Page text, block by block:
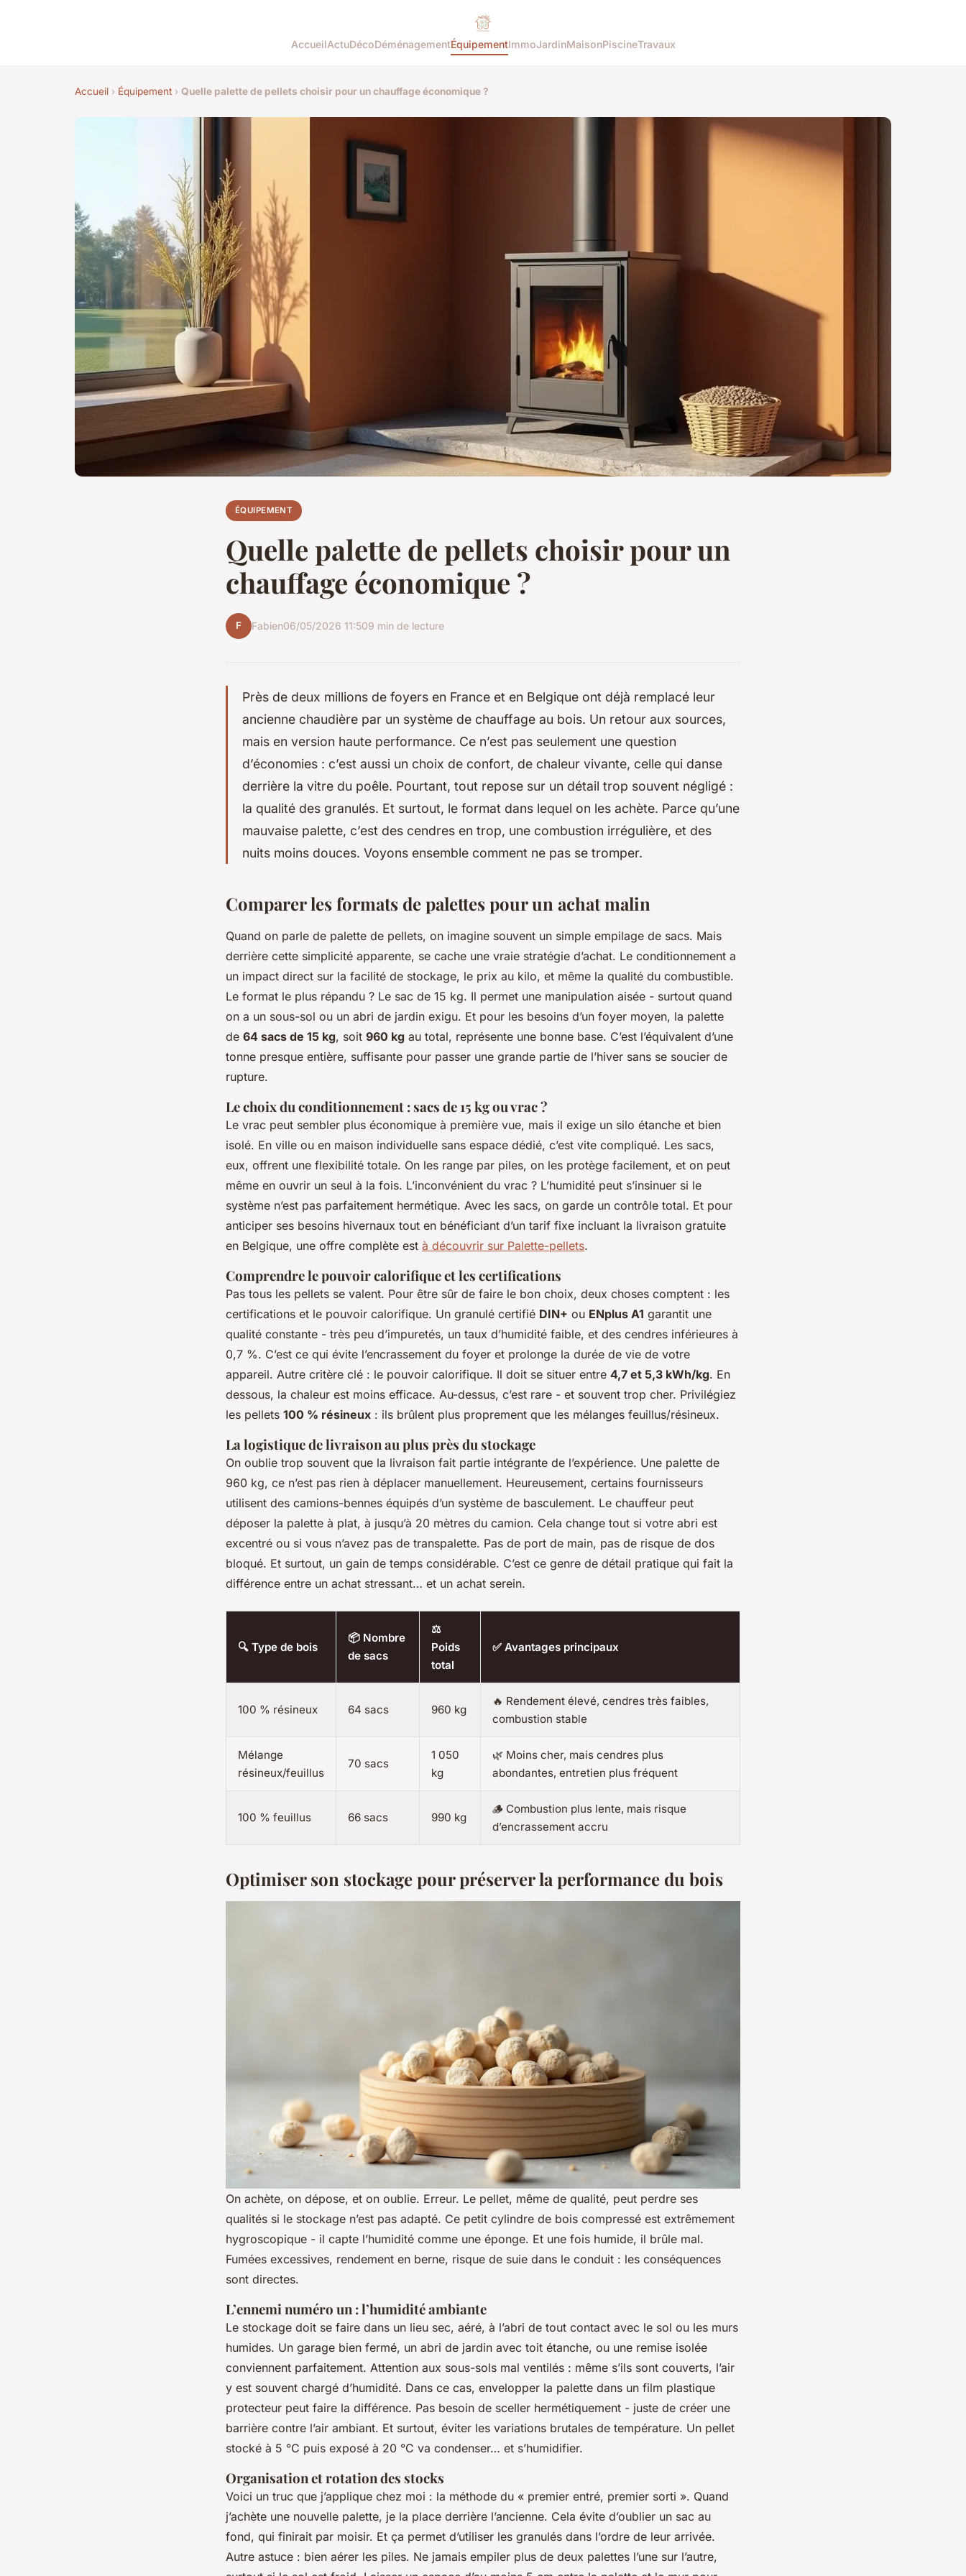
AccueilActuDécoDéménagementÉquipementImmoJardinMaisonPiscineTravaux
Accueil › Équipement › Quelle palette de pellets choisir pour un chauffage économique ?
ÉQUIPEMENT
Quelle palette de pellets choisir pour un
chauffage économique ?
F Fabien06/05/2026 11:509 min de lecture
Près de deux millions de foyers en France et en Belgique ont déjà remplacé leur
ancienne chaudière par un système de chauffage au bois. Un retour aux sources,
mais en version haute performance. Ce n’est pas seulement une question
d’économies : c’est aussi un choix de confort, de chaleur vivante, celle qui danse
derrière la vitre du poêle. Pourtant, tout repose sur un détail trop souvent négligé :
la qualité des granulés. Et surtout, le format dans lequel on les achète. Parce qu’une
mauvaise palette, c’est des cendres en trop, une combustion irrégulière, et des
nuits moins douces. Voyons ensemble comment ne pas se tromper.
Comparer les formats de palettes pour un achat malin
Quand on parle de palette de pellets, on imagine souvent un simple empilage de sacs. Mais
derrière cette simplicité apparente, se cache une vraie stratégie d’achat. Le conditionnement a
un impact direct sur la facilité de stockage, le prix au kilo, et même la qualité du combustible.
Le format le plus répandu ? Le sac de 15 kg. Il permet une manipulation aisée - surtout quand
on a un sous-sol ou un abri de jardin exigu. Et pour les besoins d’un foyer moyen, la palette
de 64 sacs de 15 kg, soit 960 kg au total, représente une bonne base. C’est l’équivalent d’une
tonne presque entière, suffisante pour passer une grande partie de l’hiver sans se soucier de
rupture.
Le choix du conditionnement : sacs de 15 kg ou vrac ?
Le vrac peut sembler plus économique à première vue, mais il exige un silo étanche et bien
isolé. En ville ou en maison individuelle sans espace dédié, c’est vite compliqué. Les sacs,
eux, offrent une flexibilité totale. On les range par piles, on les protège facilement, et on peut
même en ouvrir un seul à la fois. L’inconvénient du vrac ? L’humidité peut s’insinuer si le
système n’est pas parfaitement hermétique. Avec les sacs, on garde un contrôle total. Et pour
anticiper ses besoins hivernaux tout en bénéficiant d’un tarif fixe incluant la livraison gratuite
en Belgique, une offre complète est à découvrir sur Palette-pellets.
Comprendre le pouvoir calorifique et les certifications
Pas tous les pellets se valent. Pour être sûr de faire le bon choix, deux choses comptent : les
certifications et le pouvoir calorifique. Un granulé certifié DIN+ ou ENplus A1 garantit une
qualité constante - très peu d’impuretés, un taux d’humidité faible, et des cendres inférieures à
0,7 %. C’est ce qui évite l’encrassement du foyer et prolonge la durée de vie de votre
appareil. Autre critère clé : le pouvoir calorifique. Il doit se situer entre 4,7 et 5,3 kWh/kg. En
dessous, la chaleur est moins efficace. Au-dessus, c’est rare - et souvent trop cher. Privilégiez
les pellets 100 % résineux : ils brûlent plus proprement que les mélanges feuillus/résineux.
La logistique de livraison au plus près du stockage
On oublie trop souvent que la livraison fait partie intégrante de l’expérience. Une palette de
960 kg, ce n’est pas rien à déplacer manuellement. Heureusement, certains fournisseurs
utilisent des camions-bennes équipés d’un système de basculement. Le chauffeur peut
déposer la palette à plat, à jusqu’à 20 mètres du camion. Cela change tout si votre abri est
excentré ou si vous n’avez pas de transpalette. Pas de port de main, pas de risque de dos
bloqué. Et surtout, un gain de temps considérable. C’est ce genre de détail pratique qui fait la
différence entre un achat stressant… et un achat serein.
🔍 Type de bois
📦 Nombre
de sacs
⚖️
Poids
total
✅ Avantages principaux
100 % résineux 64 sacs 960 kg
🔥 Rendement élevé, cendres très faibles,
combustion stable
Mélange
résineux/feuillus
70 sacs
1 050
kg
🌿 Moins cher, mais cendres plus
abondantes, entretien plus fréquent
100 % feuillus 66 sacs 990 kg
🪵 Combustion plus lente, mais risque
d’encrassement accru
Optimiser son stockage pour préserver la performance du bois
On achète, on dépose, et on oublie. Erreur. Le pellet, même de qualité, peut perdre ses
qualités si le stockage n’est pas adapté. Ce petit cylindre de bois compressé est extrêmement
hygroscopique - il capte l’humidité comme une éponge. Et une fois humide, il brûle mal.
Fumées excessives, rendement en berne, risque de suie dans le conduit : les conséquences
sont directes.
L’ennemi numéro un : l’humidité ambiante
Le stockage doit se faire dans un lieu sec, aéré, à l’abri de tout contact avec le sol ou les murs
humides. Un garage bien fermé, un abri de jardin avec toit étanche, ou une remise isolée
conviennent parfaitement. Attention aux sous-sols mal ventilés : même s’ils sont couverts, l’air
y est souvent chargé d’humidité. Dans ce cas, envelopper la palette dans un film plastique
protecteur peut faire la différence. Pas besoin de sceller hermétiquement - juste de créer une
barrière contre l’air ambiant. Et surtout, éviter les variations brutales de température. Un pellet
stocké à 5 °C puis exposé à 20 °C va condenser… et s’humidifier.
Organisation et rotation des stocks
Voici un truc que j’applique chez moi : la méthode du « premier entré, premier sorti ». Quand
j’achète une nouvelle palette, je la place derrière l’ancienne. Cela évite d’oublier un sac au
fond, qui finirait par moisir. Et ça permet d’utiliser les granulés dans l’ordre de leur arrivée.
Autre astuce : bien aérer les piles. Ne jamais empiler plus de deux palettes l’une sur l’autre,